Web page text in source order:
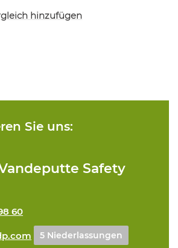
hinzufügen
Sie uns:
Safety
60
5 Niederlassungen